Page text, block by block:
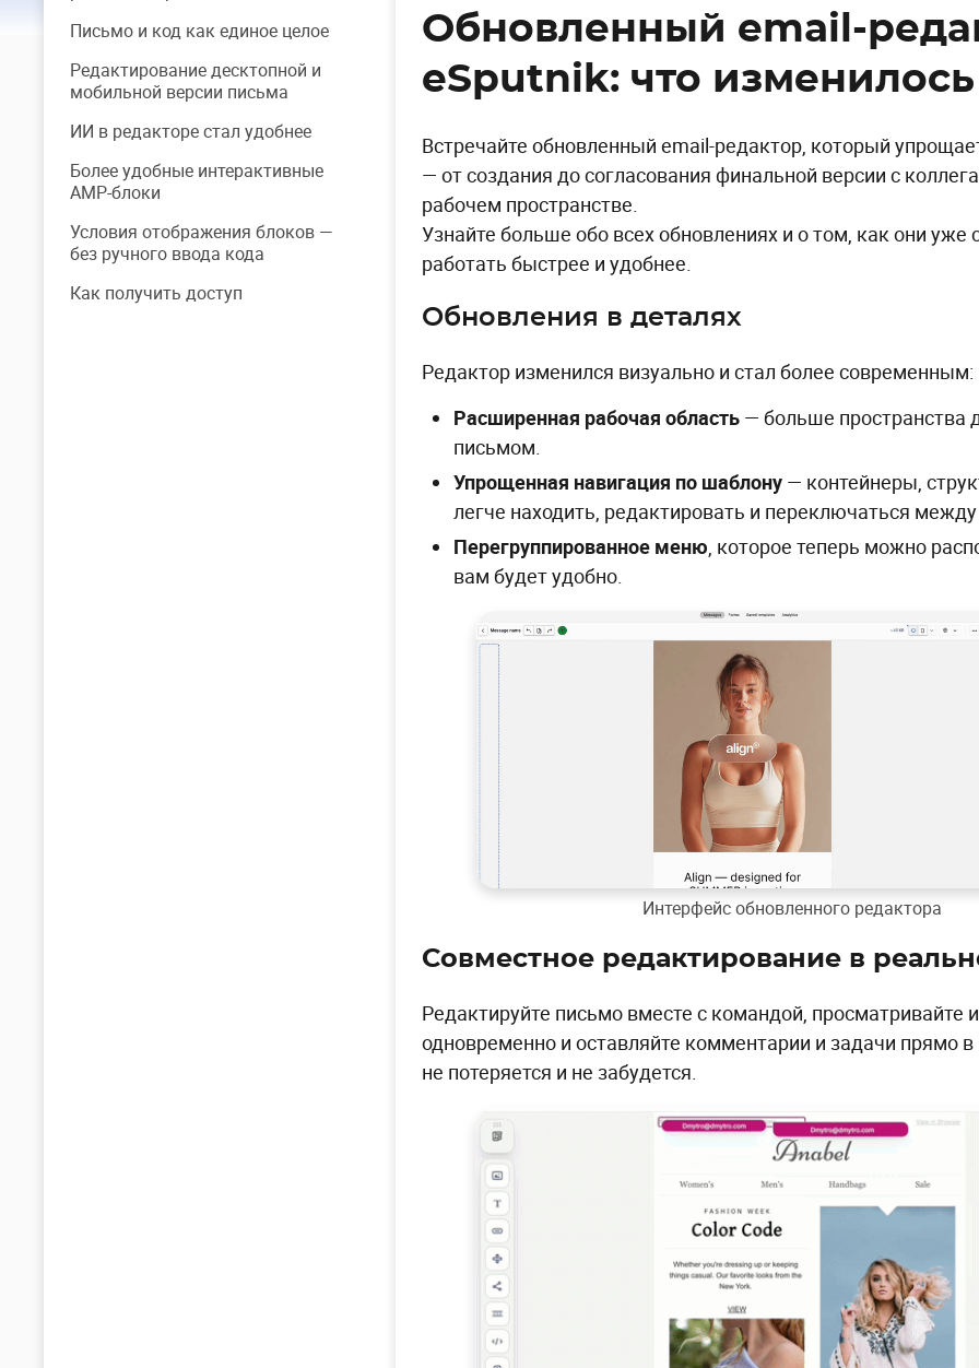
Письмо и код как единое целое
Редактирование десктопной и
мобильной версии письма
ИИ в редакторе стал удобнее
Более удобные интерактивные
AMP-блоки
Условия отображения блоков —
без ручного ввода кода
Как получить доступ
Обновленный email-
eSputnik: что изменилось
Встречайте обновленный email-редактор, который
— от создания до согласования финальной версии с
рабочем пространстве.
Узнайте больше обо всех обновлениях и о том, как они уже
работать быстрее и удобнее.
Обновления в деталях
Редактор изменился визуально и стал более современным:
Расширенная рабочая область — больше пространства
письмом.
Упрощенная навигация по шаблону — контейнеры,
легче находить, редактировать и переключаться
Перегруппированное меню, которое теперь можно
вам будет удобно.
Интерфейс обновленного редактора
Совместное редактирование в
Редактируйте письмо вместе с командой, просматривайте
одновременно и оставляйте комментарии и задачи прямо
не потеряется и не забудется.